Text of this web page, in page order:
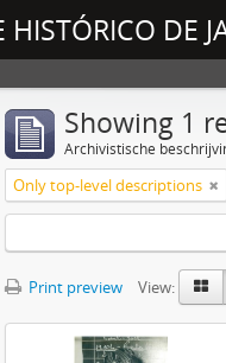
DE
Showing 1
Archivistische
Only top-level descriptions
Print preview View: